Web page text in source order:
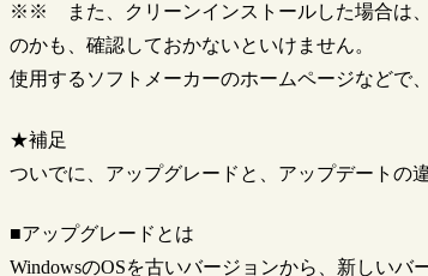
※※ また、クリーンインストールした場合は、
のかも、確認しておかないといけません。
使用するソフトメーカーのホームページなどで
★補足
ついでに、アップグレードと、アップデートの
■アップグレードとは
WindowsのOSを古いバージョンから、新しいバ